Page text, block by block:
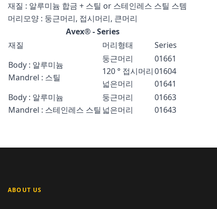
재질 : 알루미늄 합금 + 스틸 or 스테인레스 스틸 스템
머리모양 : 둥근머리, 접시머리, 큰머리
Avex® - Series
재질
머리형태
Series
Body : 알루미늄
Mandrel : 스틸
둥근머리
120 ° 접시머리
넓은머리
01661
01604
01641
Body : 알루미늄
Mandrel : 스테인레스 스틸
둥근머리
넓은머리
01663
01643
ABOUT US